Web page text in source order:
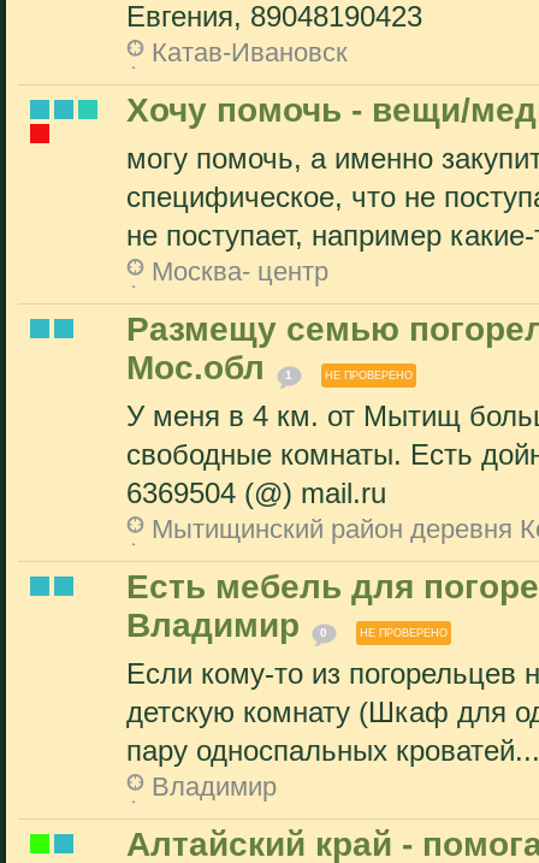
Евгения, 89048190423
Катав-Ивановск
Хочу помочь - вещи/
могу помочь, а именно
специфическое, что не
не поступает, например
Москва- центр
Размещу семью
Мос.обл
1 НЕ ПРОВЕРЕНО
У меня в 4 км. от Мытищ
свободные комнаты. Есть
6369504 (@) mail.ru
Мытищинский район деревня
Есть мебель для
Владимир
0 НЕ ПРОВЕРЕНО
Если кому-то из погорельцев
детскую комнату (Шкаф для
пару односпальных
Владимир
Алтайский край -